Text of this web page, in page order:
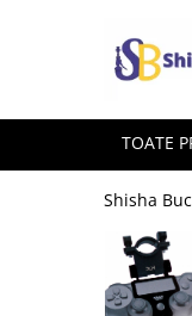
TOATE
Shisha